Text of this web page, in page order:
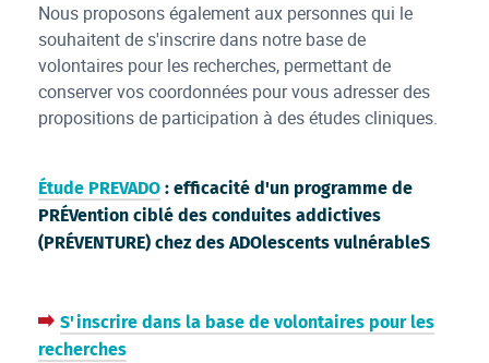
Nous proposons également aux personnes qui le
souhaitent de s'inscrire dans notre base de
volontaires pour les recherches, permettant de
conserver vos coordonnées pour vous adresser des
propositions de participation à des études cliniques.
Étude PREVADO : efficacité d'un programme de
PRÉVention ciblé des conduites addictives
(PRÉVENTURE) chez des ADOlescents vulnérableS
flèche rouge
S'inscrire dans la base de volontaires pour les
recherches